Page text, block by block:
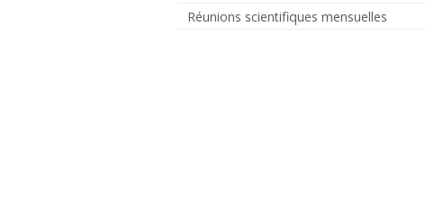
Réunions scientifiques mensuelles